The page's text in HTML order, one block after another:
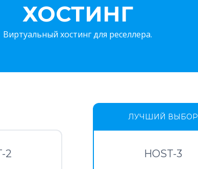
ХОСТИНГ
Виртуальный хостинг для реселлера.
2
ЛУЧШИЙ ВЫБОР
HOST-3